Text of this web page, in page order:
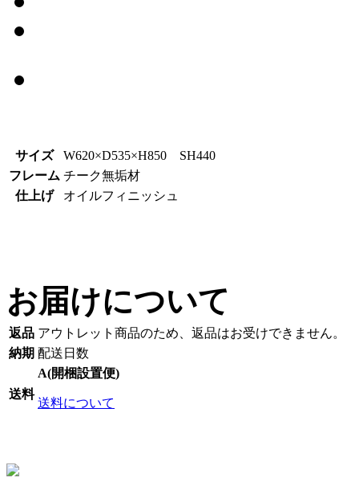
サイズ
W620×D535×H850 SH440
フレーム チーク無垢材
仕上げ
オイルフィニッシュ
お届けについて
返品 アウトレット商品のため、返品はお受けできません。
納期 配送日数
送料
A(開梱設置便)
送料について